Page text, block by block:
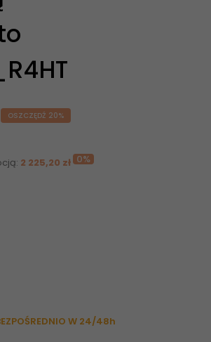
OSZCZĘDŹ 20%
2 225,20 zł 0%
W 24/48h